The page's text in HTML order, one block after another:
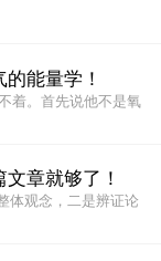
能量学！
着。首先说他不是氧
章就够了！
体观念，二是辨证论